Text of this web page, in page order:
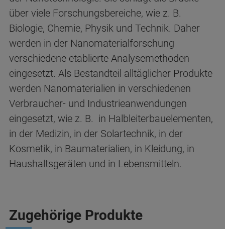
über viele Forschungsbereiche, wie z. B.
Biologie, Chemie, Physik und Technik. Daher
werden in der Nanomaterialforschung
verschiedene etablierte Analysemethoden
eingesetzt. Als Bestandteil alltäglicher Produkte
werden Nanomaterialien in verschiedenen
Verbraucher- und Industrieanwendungen
eingesetzt, wie z. B. in Halbleiterbauelementen,
in der Medizin, in der Solartechnik, in der
Kosmetik, in Baumaterialien, in Kleidung, in
Haushaltsgeräten und in Lebensmitteln.
Zugehörige Produkte